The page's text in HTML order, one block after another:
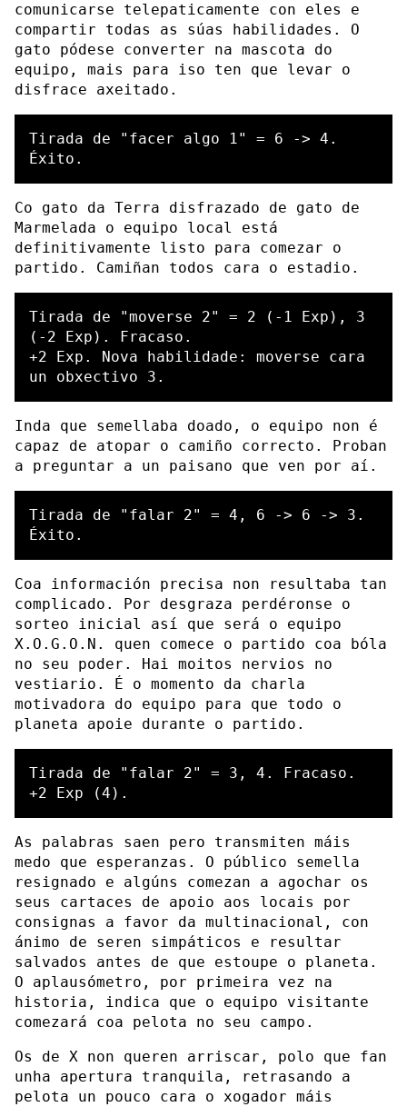
comunicarse telepaticamente con eles e
compartir todas as súas habilidades. O
gato pódese converter na mascota do
equipo, mais para iso ten que levar o
disfrace axeitado.
Tirada de "facer algo 1" = 6 -> 4.
Co gato da Terra disfrazado de gato de
Marmelada o equipo local está
definitivamente listo para comezar o
partido. Camiñan todos cara o estadio.
Tirada de "moverse 2" = 2 (-1 Exp), 3
(-2 Exp). Fracaso.
+2 Exp. Nova habilidade: moverse cara
Inda que semellaba doado, o equipo non é
capaz de atopar o camiño correcto. Proban
a preguntar a un paisano que ven por aí.
Tirada de "falar 2" = 4, 6 -> 6 -> 3.
Coa información precisa non resultaba tan
complicado. Por desgraza perdéronse o
sorteo inicial así que será o equipo
X.O.G.O.N. quen comece o partido coa bóla
no seu poder. Hai moitos nervios no
vestiario. É o momento da charla
motivadora do equipo para que todo o
planeta apoie durante o partido.
Tirada de "falar 2" = 3, 4. Fracaso.
As palabras saen pero transmiten máis
medo que esperanzas. O público semella
resignado e algúns comezan a agochar os
seus cartaces de apoio aos locais por
consignas a favor da multinacional, con
ánimo de seren simpáticos e resultar
salvados antes de que estoupe o planeta.
O aplausómetro, por primeira vez na
historia, indica que o equipo visitante
comezará coa pelota no seu campo.
Os de X non queren arriscar, polo que fan
unha apertura tranquila, retrasando a
pelota un pouco cara o xogador máis